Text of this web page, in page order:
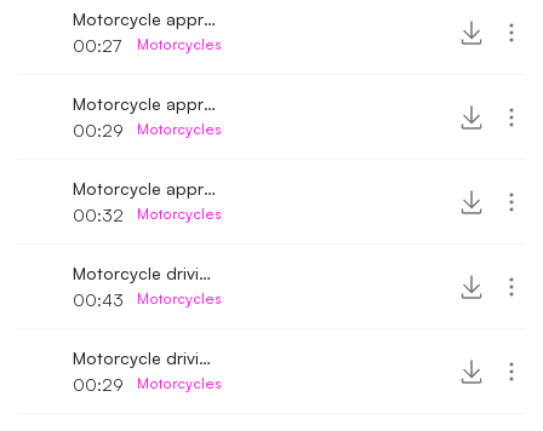
Motorcycle approaching and stopping
00:27
Motorcycles
Motorcycle approaching and stopping 2
00:29
Motorcycles
Motorcycle approaching and stopping 3
00:32
Motorcycles
Motorcycle driving away
00:43
Motorcycles
Motorcycle driving away 2
00:29
Motorcycles